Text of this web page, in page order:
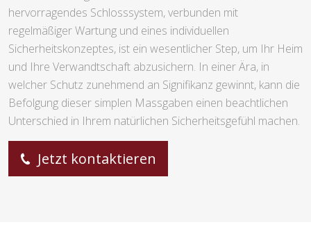
hervorragendes Schlosssystem, verbunden mit
regelmäßiger Wartung und eines individuellen
Sicherheitskonzeptes, ist ein wesentlicher Step, um Ihr Heim
und Ihre Verwandtschaft abzusichern. In einer Ära, in
welcher Schutz zunehmend an Signifikanz gewinnt, kann die
Befolgung dieser simplen Massgaben einen beachtlichen
Unterschied in Ihrem natürlichen Sicherheitsgefühl machen.
Jetzt kontaktieren